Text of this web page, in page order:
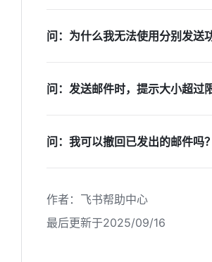
问：为什么我无法使用分别发送
问：发送邮件时，提示大小超过
问：我可以撤回已发出的邮件吗？
作者 ： 飞书帮助中心
最后更新于2025/09/16